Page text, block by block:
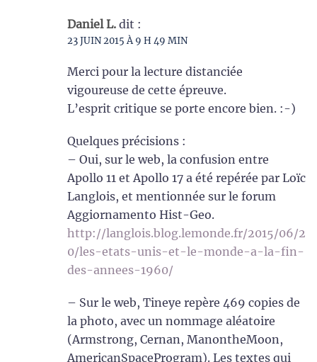
Daniel L. dit :
23 JUIN 2015 À 9 H 49 MIN
Merci pour la lecture distanciée
vigoureuse de cette épreuve.
L’esprit critique se porte encore bien. :-)
Quelques précisions :
– Oui, sur le web, la confusion entre
Apollo 11 et Apollo 17 a été repérée par Loïc
Langlois, et mentionnée sur le forum
Aggiornamento Hist-Geo.
http://langlois.blog.lemonde.fr/2015/06/2
0/les-etats-unis-et-le-monde-a-la-fin-
des-annees-1960/
– Sur le web, Tineye repère 469 copies de
la photo, avec un nommage aléatoire
(Armstrong, Cernan, ManontheMoon,
AmericanSpaceProgram). Les textes qui